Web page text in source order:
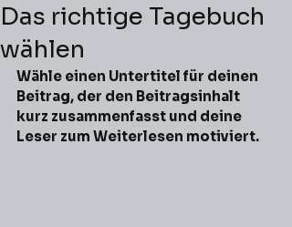
Das richtige Tagebuch
wählen
Wähle einen Untertitel für deinen
Beitrag, der den Beitragsinhalt
kurz zusammenfasst und deine
Leser zum Weiterlesen motiviert.